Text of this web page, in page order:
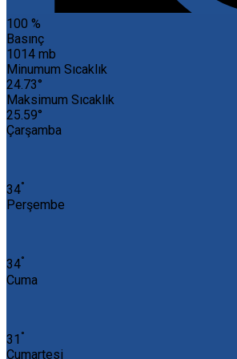
100 %
Basınç
1014 mb
Minumum Sıcaklık
24.73°
Maksimum Sıcaklık
25.59°
Çarşamba
34°
Perşembe
34°
Cuma
31 °
Cumartesi